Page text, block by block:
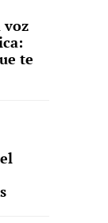
voz
te